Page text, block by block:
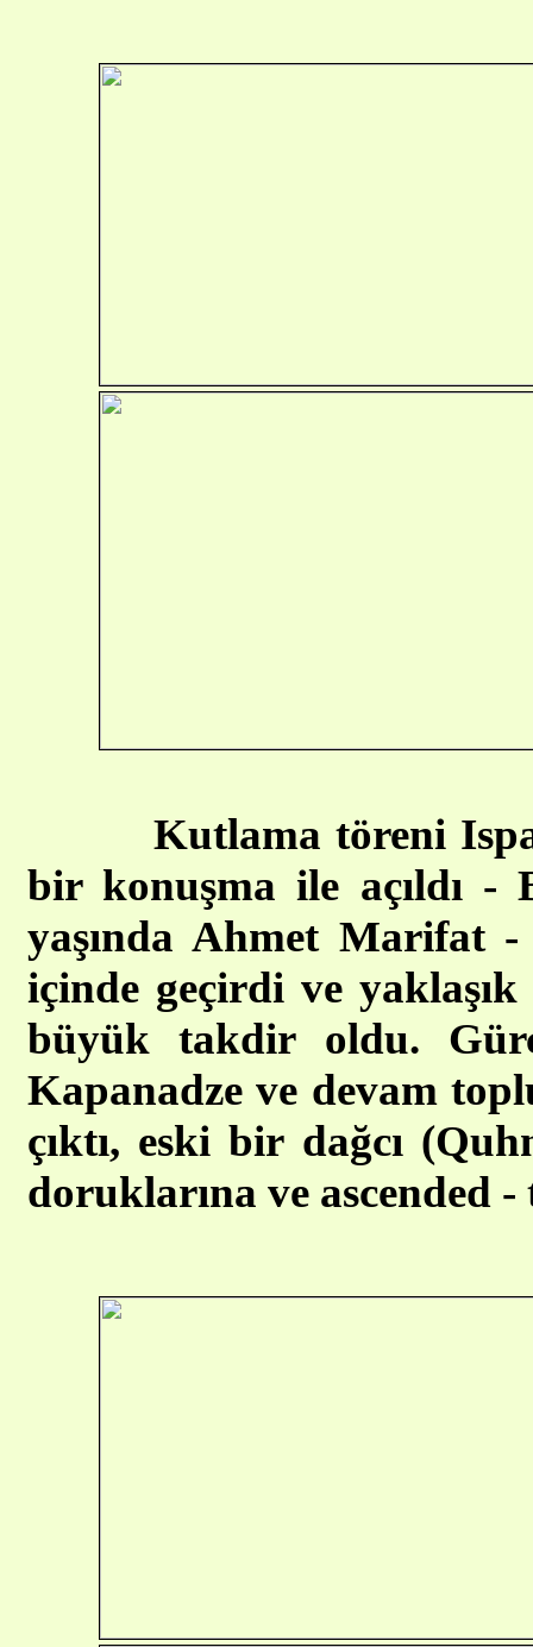
Kutlama töreni
bir konuşma ile açıldı -
yaşında Ahmet Marifat
içinde geçirdi ve
büyük takdir oldu.
Kapanadze ve devam
çıktı, eski bir dağcı
doruklarına ve ascended -